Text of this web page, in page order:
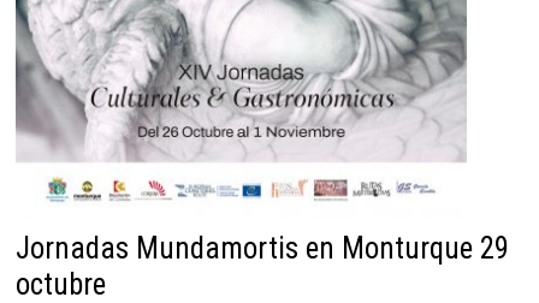
Jornadas Mundamortis en Monturque 29
octubre